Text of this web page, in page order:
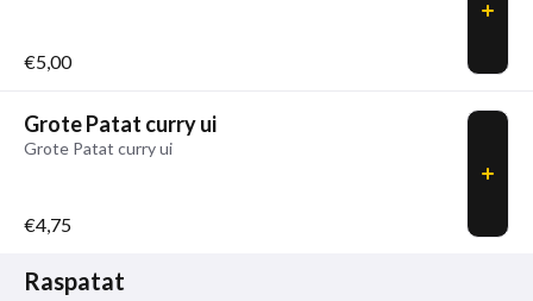
€5,00
Grote Patat curry ui
Grote Patat curry ui
€4,75
Raspatat